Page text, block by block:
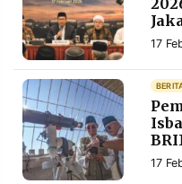
Resolusi.co
-
2026
PT.
RESOLUSI
MEDIA
17
17